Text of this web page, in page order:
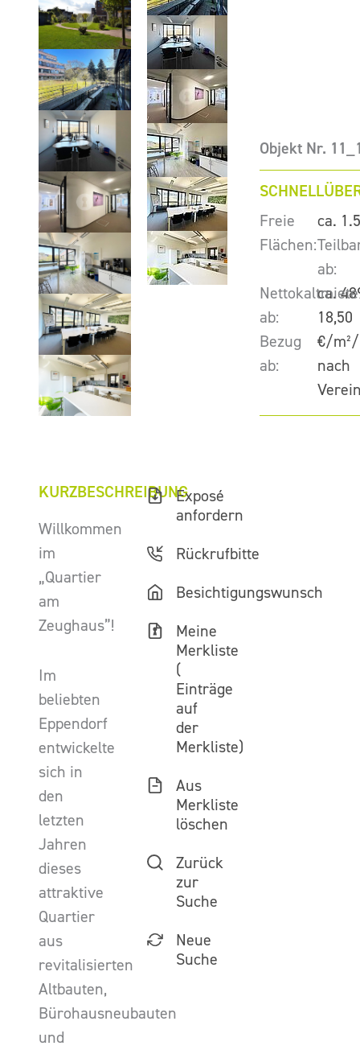
Objekt Nr.
Freie
Flächen:
ca.
ab:
ca.
Nettokaltmiete
ab:
18,50
€/
Bezug
ab:
nach
KURZBESCHREIBUNG
Willkommen
im
„Quartier
am
Zeughaus”!
Im
beliebten
Eppendorf
entwickelte
sich in
den
letzten
Jahren
dieses
attraktive
Quartier
aus
revitalisierten
Altbauten,
Bürohausneubauten
und
Exposé
anfordern
Rückrufbitte
Besichtigungswunsch
Meine
Merkliste
(
Einträge
auf
der
Merkliste)
Aus
Merkliste
löschen
Zurück
zur
Suche
Neue
Suche